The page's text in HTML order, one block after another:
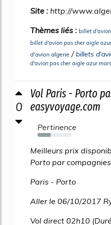
Site : http://
Thèmes liés : billet
billet d'avion pas cher aigle
d'avion algerie / billets
d'avion pas cher aigle azur
0
Vol Paris - Porto
easyvoyage.com
Pertinence
39%
Meilleurs prix
Porto par
Paris - Porto
Aller le 06/10/2017
Vol direct 02h10